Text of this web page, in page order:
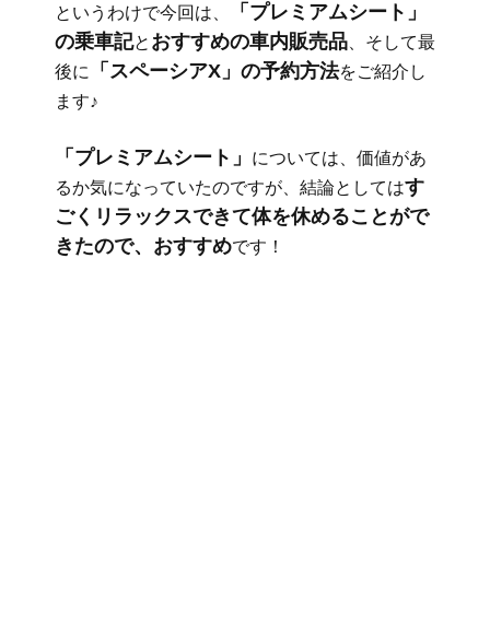
というわけで今回は、
「プレミアムシート」
の乗車記と おすすめの車内販売品 、そして最
後に
「スペーシアX」の予約方法をご紹介し
ます♪
「プレミアムシート」
については、価値があ
るか気になっていたのですが、結論としてはす
ごくリラックスできて体を休めることがで
きたので、おすすめです！